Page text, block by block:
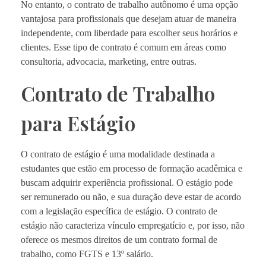
No entanto, o contrato de trabalho autônomo é uma opção
vantajosa para profissionais que desejam atuar de maneira
independente, com liberdade para escolher seus horários e
clientes. Esse tipo de contrato é comum em áreas como
consultoria, advocacia, marketing, entre outras.
Contrato de Trabalho
para Estágio
O contrato de estágio é uma modalidade destinada a
estudantes que estão em processo de formação acadêmica e
buscam adquirir experiência profissional. O estágio pode
ser remunerado ou não, e sua duração deve estar de acordo
com a legislação específica de estágio. O contrato de
estágio não caracteriza vínculo empregatício e, por isso, não
oferece os mesmos direitos de um contrato formal de
trabalho, como FGTS e 13º salário.